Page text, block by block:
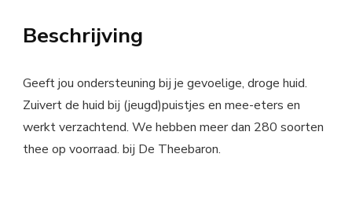
Beschrijving
Geeft jou ondersteuning bij je gevoelige, droge huid.
Zuivert de huid bij (jeugd)puistjes en mee-eters en
werkt verzachtend. We hebben meer dan 280 soorten
thee op voorraad. bij De Theebaron.